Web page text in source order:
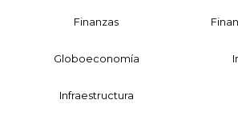
Finanzas
Globoeconomía
Infraestructura